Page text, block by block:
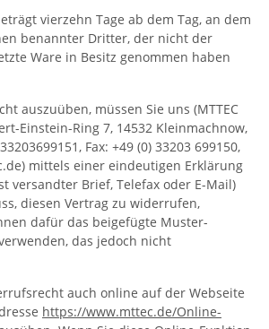
vierzehn Tage ab dem Tag, an dem
benannter Dritter, der nicht der
Ware in Besitz genommen haben
auszuüben, müssen Sie uns (MTTEC
Einstein-Ring 7, 14532 Kleinmachnow,
Fax: +49 (0) 33203 699150,
mittels einer eindeutigen Erklärung
versandter Brief, Telefax oder E-Mail)
diesen Vertrag zu widerrufen,
dafür das beigefügte Muster-
das jedoch nicht
auch online auf der Webseite
https://www.mttec.de/Online-